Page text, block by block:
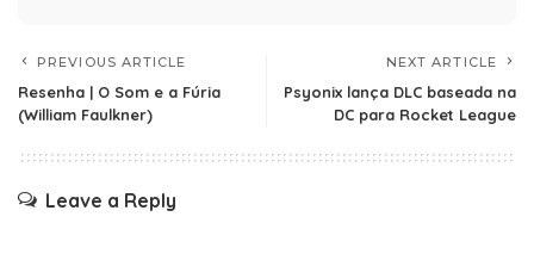
PREVIOUS ARTICLE
Resenha | O Som e a Fúria
(William Faulkner)
NEXT ARTICLE
Psyonix lança DLC baseada na
DC para Rocket League
Leave a Reply